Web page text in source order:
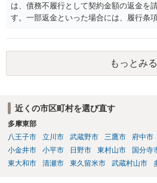
は、債務不履行として契約金額の返金を
す。一部返金といった場合には、履行条
単に契約違反ということになると、慰謝
れない可能性が高いと考えられます。
して容易に返金に応じない、微々たる金
た場合には、返金交渉について、直接資
もっとみる
近くの市区町村を選び直す
多摩東部
八王子市
立川市 武蔵野市 三鷹市 府中市
小金井市
小平市 日野市 東村山市 国分寺
東大和市
清瀬市 東久留米市 武蔵村山市